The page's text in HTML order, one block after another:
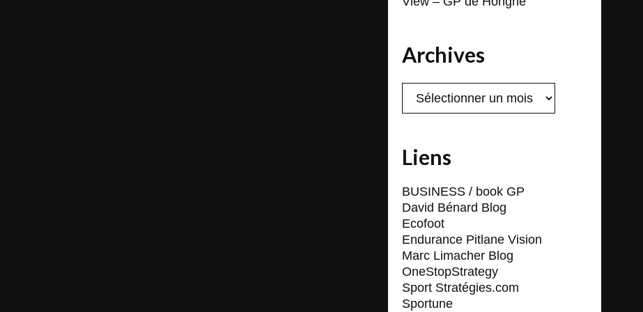
Archives
Archives
Liens
BUSINESS / book GP
David Bénard Blog
Ecofoot
Endurance Pitlane Vision
Marc Limacher Blog
OneStopStrategy
Sport Stratégies.com
Sportune